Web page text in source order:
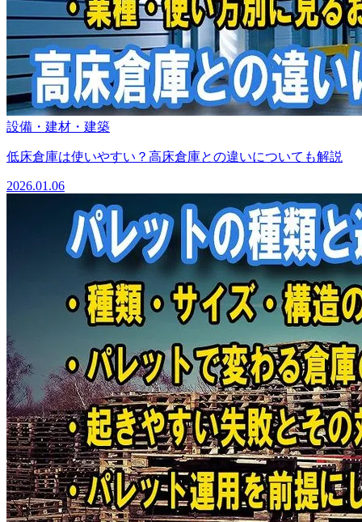
設備・建材・建築
低床倉庫は使いやすい？高床倉庫との違いについても解説
2026.01.06